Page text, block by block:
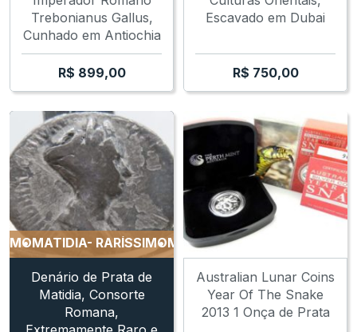
Trebonianus Gallus,
Cunhado em Antiochia
R$ 899,00
Escavado em Dubai
R$ 750,00
MATIDIA- RARÍSSIMOMATIDIA- RARÍSSIMO
Denário de Prata de
Matidia, Consorte
Romana,
Australian Lunar Coins
Year Of The Snake
2013 1 Onça de Prata